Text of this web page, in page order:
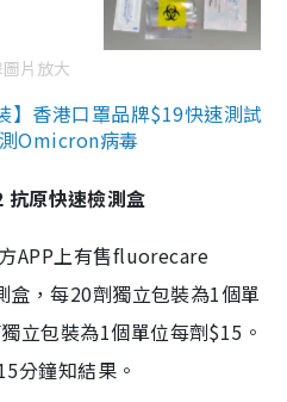
片放大
】香港口罩品牌$19快速測試
Omicron病毒
原快速檢測盒
APP上有售fluorecare
盒，每20劑獨立包裝為1個單
立包裝為1個單位每劑$15。
分鐘知結果。